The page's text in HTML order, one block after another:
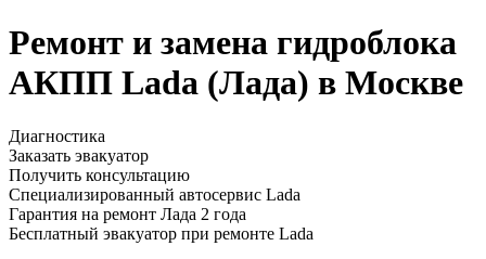
Ремонт и замена гидроблока
АКПП Lada (Лада) в Москве
Диагностика
Заказать эвакуатор
Получить консультацию
Специализированный автосервис Lada
Гарантия на ремонт Лада 2 года
Бесплатный эвакуатор при ремонте Lada